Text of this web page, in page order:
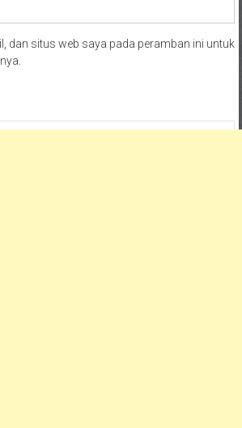
dan situs web saya pada peramban ini untuk